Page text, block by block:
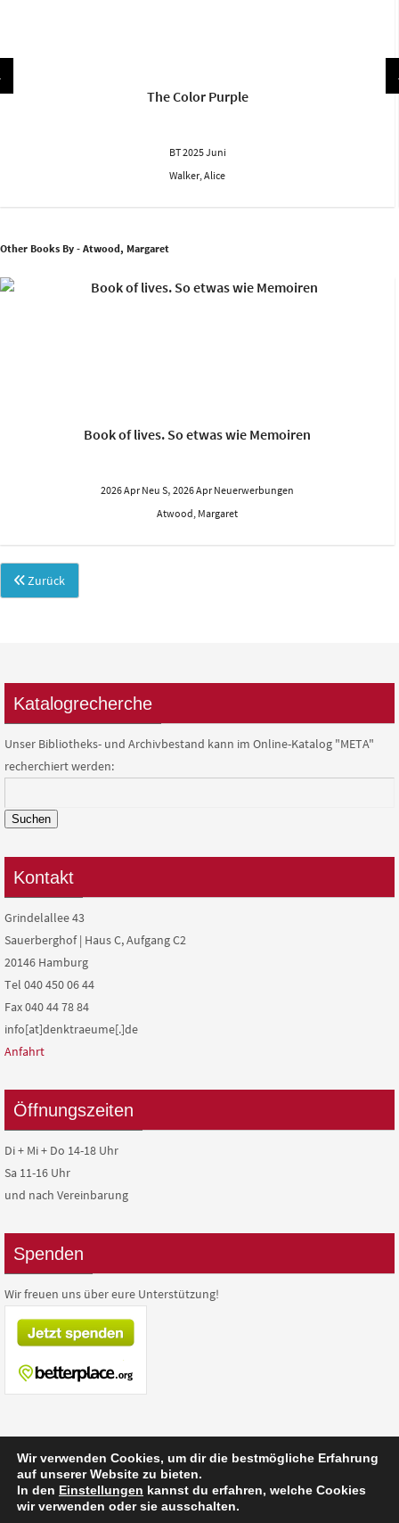
The Color Purple
BT 2025 Juni
Walker, Alice
Other Books By - Atwood, Margaret
Book of lives. So etwas wie Memoiren
2026 Apr Neu S, 2026 Apr Neuerwerbungen
Atwood, Margaret
Zurück
Katalogrecherche
Unser Bibliotheks- und Archivbestand kann im Online-Katalog "META"
recherchiert werden:
Suchen
Kontakt
Grindelallee 43
Sauerberghof | Haus C, Aufgang C2
20146 Hamburg
Tel 040 450 06 44
Fax 040 44 78 84
info[at]denktraeume[.]de
Anfahrt
Öffnungszeiten
Di + Mi + Do 14-18 Uhr
Sa 11-16 Uhr
und nach Vereinbarung
Spenden
Wir freuen uns über eure Unterstützung!
Präsentiert vonNirvana&WordPress.
Wir verwenden Cookies, um dir die bestmögliche Erfahrung
auf unserer Website zu bieten.
In den Einstellungen kannst du erfahren, welche Cookies
wir verwenden oder sie ausschalten.